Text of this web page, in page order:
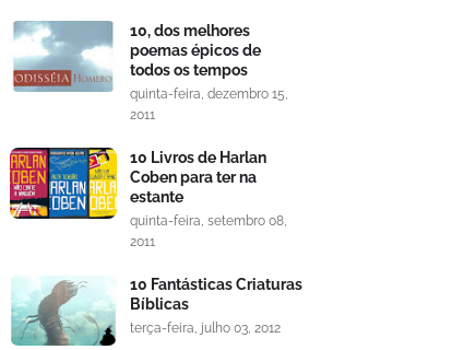
10, dos melhores
poemas épicos de
todos os tempos
quinta-feira, dezembro 15,
2011
10 Livros de Harlan
Coben para ter na
estante
quinta-feira, setembro 08,
2011
10 Fantásticas Criaturas
Bíblicas
terça-feira, julho 03, 2012